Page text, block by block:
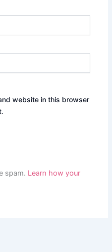
website in this browser
spam. Learn how your